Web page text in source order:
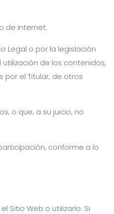
de Internet.
Legal o por la legislación
de los contenidos,
el Titular, de otros
o que, a su juicio, no
conforme a lo
Sitio Web o utilizarlo. Si